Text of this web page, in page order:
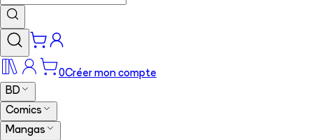
0Créer mon compte
BD
Comics
Mangas